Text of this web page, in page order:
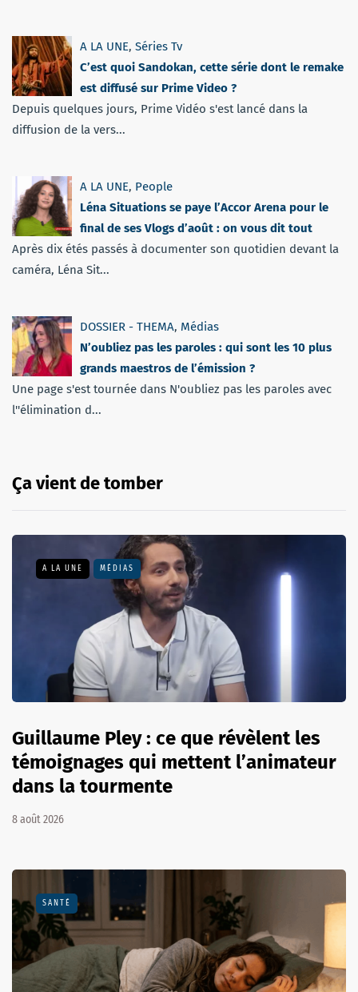
A LA UNE, Séries Tv
C’est quoi Sandokan, cette série dont le remake
est diffusé sur Prime Video ?
Depuis quelques jours, Prime Vidéo s'est lancé dans la
diffusion de la vers...
A LA UNE, People
Léna Situations se paye l’Accor Arena pour le
final de ses Vlogs d’août : on vous dit tout
Après dix étés passés à documenter son quotidien devant la
caméra, Léna Sit...
DOSSIER - THEMA, Médias
N’oubliez pas les paroles : qui sont les 10 plus
grands maestros de l’émission ?
Une page s'est tournée dans N'oubliez pas les paroles avec
l''élimination d...
Ça vient de tomber
A LA UNE MÉDIAS
Guillaume Pley : ce que révèlent les
témoignages qui mettent l’animateur
dans la tourmente
8 août 2026
SANTÉ